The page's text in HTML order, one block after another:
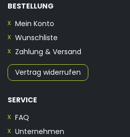
BESTELLUNG
Mein Konto
Wunschliste
Zahlung & Versand
Vertrag widerrufen
SERVICE
FAQ
Unternehmen